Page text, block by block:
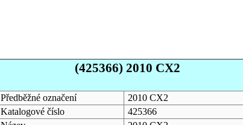
(425366) 2010 CX2
Předběžné označení
2010 CX2
Katalogové číslo
425366